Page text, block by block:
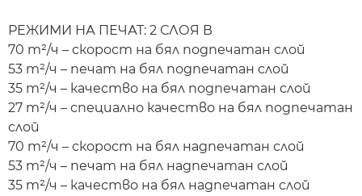
РЕЖИМИ НА ПЕЧАТ: 2 СЛОЯ В
70 m²/ч – скорост на бял подпечатан слой
53 m²/ч – печат на бял подпечатан слой
35 m²/ч – качество на бял подпечатан слой
27 m²/ч – специално качество на бял подпечатан
слой
70 m²/ч – скорост на бял надпечатан слой
53 m²/ч – печат на бял надпечатан слой
35 m²/ч – качество на бял надпечатан слой